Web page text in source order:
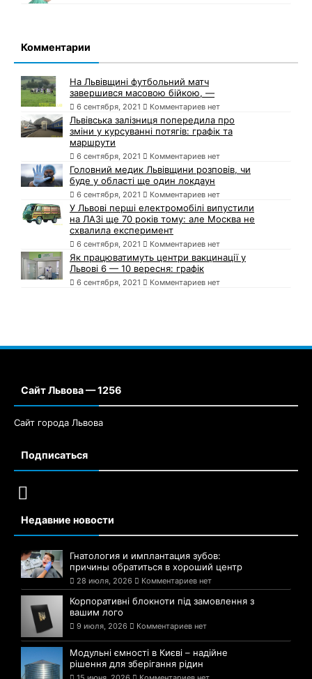
Комментарии
На Львівщині футбольний матч
завершився масовою бійкою, —
6 сентября, 2021 Комментариев нет
Львівська залізниця попередила про
зміни у курсуванні потягів: графік та
маршрути
6 сентября, 2021 Комментариев нет
Головний медик Львівщини розповів, чи
буде у області ще один локдаун
6 сентября, 2021 Комментариев нет
У Львові перші електромобілі випустили
на ЛАЗі ще 70 років тому: але Москва не
схвалила експеримент
6 сентября, 2021 Комментариев нет
Як працюватимуть центри вакцинації у
Львові 6 — 10 вересня: графік
6 сентября, 2021 Комментариев нет
Сайт Львова — 1256
Сайт города Львова
Подписаться
Недавние новости
Гнатология и имплантация зубов:
причины обратиться в хороший центр
28 июля, 2026 Комментариев нет
Корпоративні блокноти під замовлення з
вашим лого
9 июля, 2026 Комментариев нет
Модульні ємності в Києві – надійне
рішення для зберігання рідин